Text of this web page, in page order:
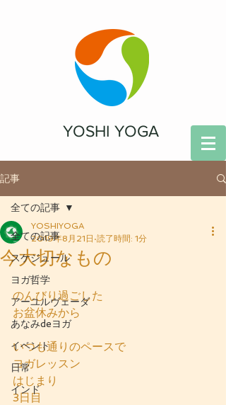
YOSHI YOGA
記事
全ての記事
スケジュール
ヨガ哲学
アーユルヴェーダ
あなみdeヨガ
イベント
日常
インド
全ての記事
今大切なもの
YOSHIYOGA
2019年8月21日 読了時間: 1分
のんびり過ごした
お盆休みから
いつも通りのペースで
ヨガレッスン
はじまり
3日目